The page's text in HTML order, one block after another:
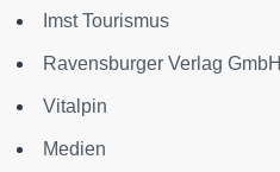
Imst Tourismus
Ravensburger Verlag GmbH
Vitalpin
Medien